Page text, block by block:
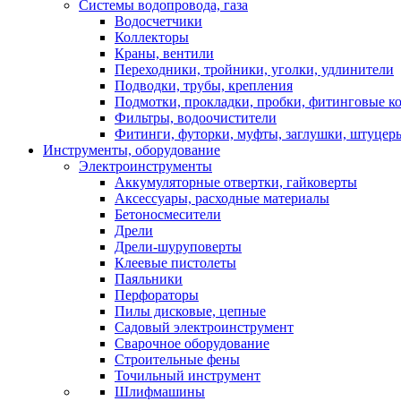
Системы водопровода, газа
Водосчетчики
Коллекторы
Краны, вентили
Переходники, тройники, уголки, удлинители
Подводки, трубы, крепления
Подмотки, прокладки, пробки, фитинговые
Фильтры, водоочистители
Фитинги, футорки, муфты, заглушки,
Инструменты, оборудование
Электроинструменты
Аккумуляторные отвертки, гайковерты
Аксессуары, расходные материалы
Бетоносмесители
Дрели
Дрели-шуруповерты
Клеевые пистолеты
Паяльники
Перфораторы
Пилы дисковые, цепные
Садовый электроинструмент
Сварочное оборудование
Строительные фены
Точильный инструмент
Шлифмашины